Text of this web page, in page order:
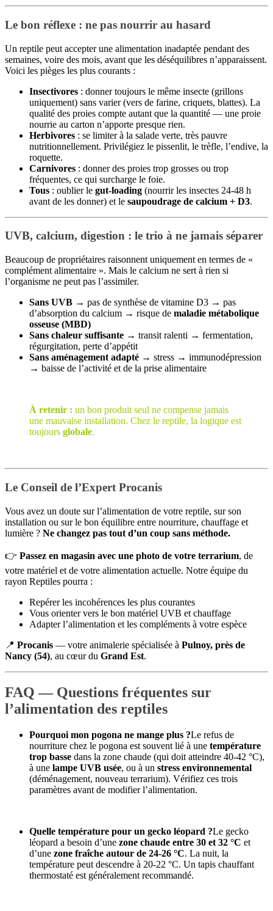
Le bon réflexe : ne pas nourrir au hasard
Un reptile peut accepter une alimentation inadaptée pendant des
semaines, voire des mois, avant que les déséquilibres n’apparaissent.
Voici les pièges les plus courants :
Insectivores : donner toujours le même insecte (grillons
uniquement) sans varier (vers de farine, criquets, blattes). La
qualité des proies compte autant que la quantité — une proie
nourrie au carton n’apporte presque rien.
Herbivores : se limiter à la salade verte, très pauvre
nutritionnellement. Privilégiez le pissenlit, le trèfle, l’endive, la
roquette.
Carnivores : donner des proies trop grosses ou trop
fréquentes, ce qui surcharge le foie.
Tous : oublier le gut-loading (nourrir les insectes 24-48 h
avant de les donner) et le saupoudrage de calcium + D3.
UVB, calcium, digestion : le trio à ne jamais séparer
Beaucoup de propriétaires raisonnent uniquement en termes de «
complément alimentaire ». Mais le calcium ne sert à rien si
l’organisme ne peut pas l’assimiler.
Sans UVB → pas de synthèse de vitamine D3 → pas
d’absorption du calcium → risque de maladie métabolique
osseuse (MBD)
Sans chaleur suffisante → transit ralenti → fermentation,
régurgitation, perte d’appétit
Sans aménagement adapté → stress → immunodépression
→ baisse de l’activité et de la prise alimentaire
À retenir : un bon produit seul ne compense jamais
une mauvaise installation. Chez le reptile, la logique est
toujours globale.
Le Conseil de l’Expert Procanis
Vous avez un doute sur l’alimentation de votre reptile, sur son
installation ou sur le bon équilibre entre nourriture, chauffage et
lumière ? Ne changez pas tout d’un coup sans méthode.
👉 Passez en magasin avec une photo de votre terrarium, de
votre matériel et de votre alimentation actuelle. Notre équipe du
rayon Reptiles pourra :
Repérer les incohérences les plus courantes
Vous orienter vers le bon matériel UVB et chauffage
Adapter l’alimentation et les compléments à votre espèce
📍 Procanis — votre animalerie spécialisée à Pulnoy, près de
Nancy (54), au cœur du Grand Est.
FAQ — Questions fréquentes sur
l’alimentation des reptiles
Pourquoi mon pogona ne mange plus ?Le refus de
nourriture chez le pogona est souvent lié à une température
trop basse dans la zone chaude (qui doit atteindre 40-42 °C),
à une lampe UVB usée, ou à un stress environnemental
(déménagement, nouveau terrarium). Vérifiez ces trois
paramètres avant de modifier l’alimentation.
Quelle température pour un gecko léopard ?Le gecko
léopard a besoin d’une zone chaude entre 30 et 32 °C et
d’une zone fraîche autour de 24-26 °C. La nuit, la
température peut descendre à 20-22 °C. Un tapis chauffant
thermostaté est généralement recommandé.